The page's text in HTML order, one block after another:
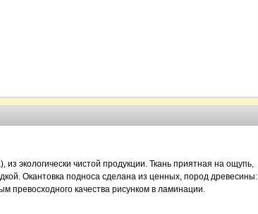
экологически чистой продукции. Ткань приятная на ощупь,
Окантовка подноса сделана из ценных, пород древесины:
превосходного качества рисунком в ламинации.